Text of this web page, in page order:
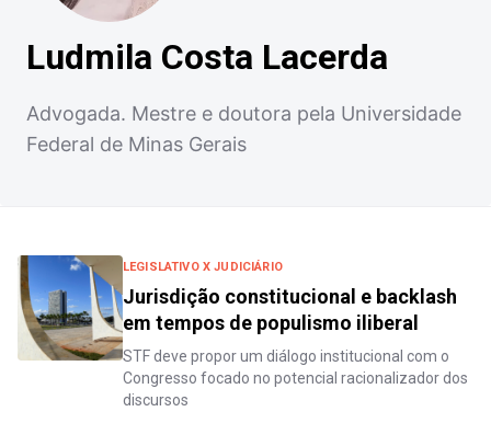
Ludmila Costa Lacerda
Advogada. Mestre e doutora pela Universidade
Federal de Minas Gerais
LEGISLATIVO X JUDICIÁRIO
Jurisdição constitucional e backlash
em tempos de populismo iliberal
STF deve propor um diálogo institucional com o
Congresso focado no potencial racionalizador dos
discursos